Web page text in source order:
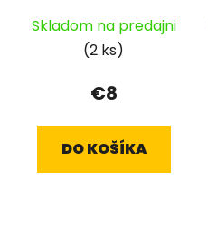
Skladom na predajni
(2 ks)
€8
DO KOŠÍKA